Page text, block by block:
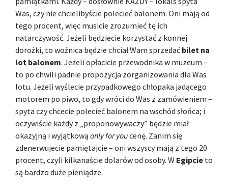
Was, czy nie chcielibyście polecieć balonem. Oni mają od
tego procent, więc musicie zrozumieć tę ich
natarczywość. Jeżeli będziecie korzystać z konnej
dorożki, to woźnica będzie chciał Wam sprzedać bilet na
lot balonem. Jeżeli opłacicie przewodnika w muzeum –
to po chwili padnie propozycja zorganizowania dla Was
lotu. Jeżeli wyślecie przypadkowego chłopaka jadącego
motorem po piwo, to gdy wróci do Was z zamówieniem –
spyta czy chcecie polecieć balonem na wschód słońca; i
oczywiście każdy z „proponowywaczy” będzie miał
okazyjną i wyjątkową only for youcenę. Zanim się
zdenerwujecie pamiętajcie – oni wszyscy mają z tego 20
procent, czyli kilkanaście dolarów od osoby. W Egipcie to
są bardzo duże pieniądze.